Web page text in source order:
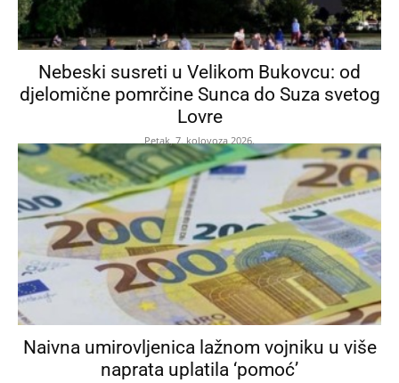
Nebeski susreti u Velikom Bukovcu: od
djelomične pomrčine Sunca do Suza svetog
Lovre
Petak, 7. kolovoza 2026.
Naivna umirovljenica lažnom vojniku u više
naprata uplatila ‘pomoć’